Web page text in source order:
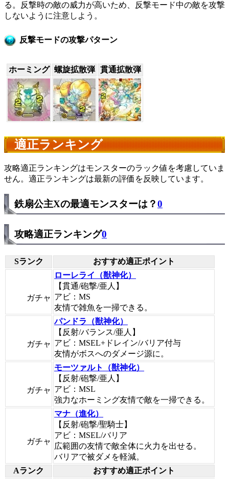
る。反撃時の敵の威力が高いため、反撃モード中の敵を攻撃
しないように注意しよう。
反撃モードの攻撃パターン
ホーミング 螺旋拡散弾 貫通拡散弾
適正ランキング
攻略適正ランキングはモンスターのラック値を考慮していま
せん。適正ランキングは最新の評価を反映しています。
鉄扇公主Xの最適モンスターは？0
攻略適正ランキング0
Sランク おすすめ適正ポイント
ガチャ
ローレライ（獣神化）
【貫通/砲撃/亜人】
アビ：MS
友情で雑魚を一掃できる。
ガチャ
パンドラ（獣神化）
【反射/バランス/亜人】
アビ：MSEL+ドレイン/バリア付与
友情がボスへのダメージ源に。
ガチャ
モーツァルト（獣神化）
【反射/砲撃/亜人】
アビ：MSL
強力なホーミング友情で敵を一掃できる。
ガチャ
マナ（進化）
【反射/砲撃/聖騎士】
アビ：MSEL/バリア
広範囲の友情で敵全体に火力を出せる。
バリアで被ダメを軽減。
Aランク
おすすめ適正ポイント